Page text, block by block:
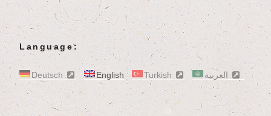
Language:
Deutsch English Turkish العربية